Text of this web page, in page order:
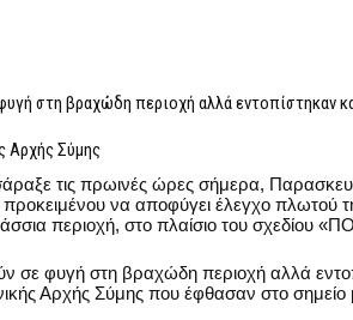
στη βραχώδη περιοχή αλλά εντοπίστηκαν
Αρχής Σύμης
τις πρωινές ώρες σήμερα,
να αποφύγει έλεγχο πλωτού
περιοχή, στο πλαίσιο του σχεδίου
σε φυγή στη βραχώδη περιοχή αλλά
Αρχής Σύμης που έφθασαν στο σημείο